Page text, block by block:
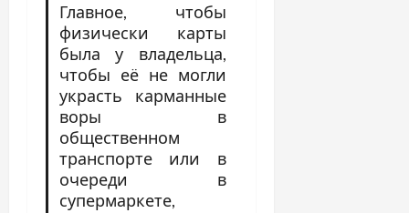
Главное, чтобы
физически карты
была у владельца,
чтобы её не могли
украсть карманные
воры в
общественном
транспорте или в
очереди в
супермаркете,